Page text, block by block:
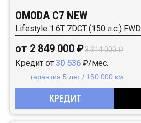
OMODA C7 NEW
Lifestyle 1.6T 7DCT (150 л.с.) FWD
от 2 849 000 ₽3 314 000 ₽
Кредит от 30 536 ₽/мес.
гарантия 5 лет / 150 000 км
КРЕДИТ